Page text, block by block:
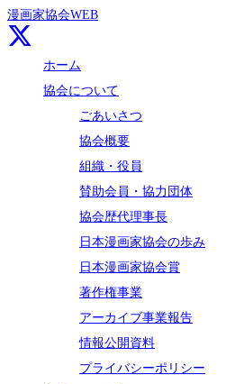
漫画家協会WEB
ホーム
協会について
ごあいさつ
協会概要
組織・役員
賛助会員・協力団体
協会歴代理事長
日本漫画家協会の歩み
日本漫画家協会賞
著作権事業
アーカイブ事業報告
情報公開資料
プライバシーポリシー